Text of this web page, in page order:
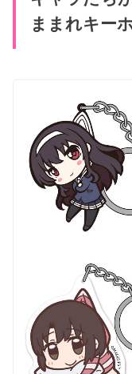
ままれキー